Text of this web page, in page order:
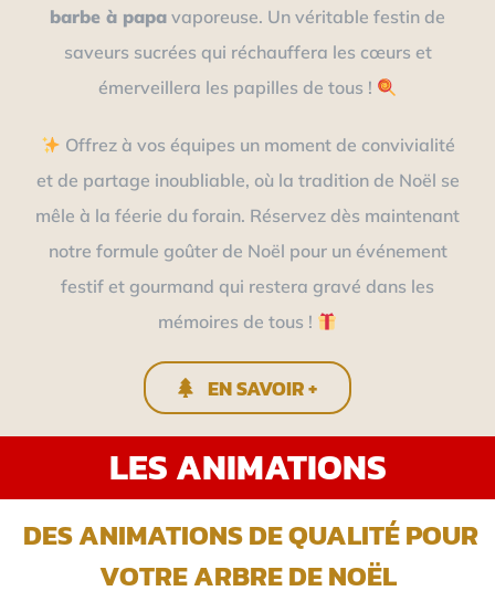
barbe à papa vaporeuse. Un véritable festin de
saveurs sucrées qui réchauffera les cœurs et
émerveillera les papilles de tous !
Offrez à vos équipes un moment de convivialité
et de partage inoubliable, où la tradition de Noël se
mêle à la féerie du forain. Réservez dès maintenant
notre formule goûter de Noël pour un événement
festif et gourmand qui restera gravé dans les
mémoires de tous !
EN SAVOIR +
LES ANIMATIONS
DES ANIMATIONS DE QUALITÉ POUR
VOTRE ARBRE DE NOËL